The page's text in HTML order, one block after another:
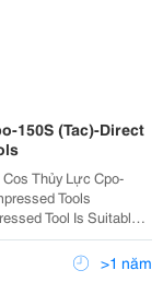
150S (Tac)-Direct
Tools
Speedy
>1 năm